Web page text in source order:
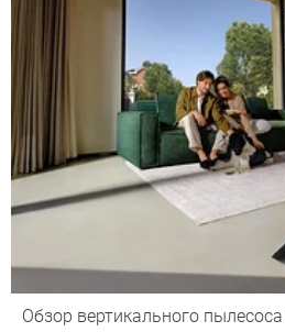
Обзор вертикального